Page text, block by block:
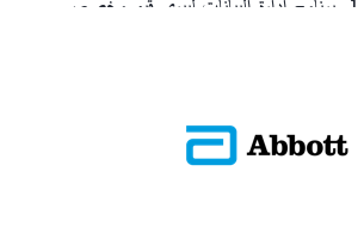
وأخصائيي الرعاية الصحية لمساعدة
وأخصائيي الرعاية الصحية لديهم في مراجعة
قرارات العلاج ولا يجوز استخدامه كبديل
المتخصصة.